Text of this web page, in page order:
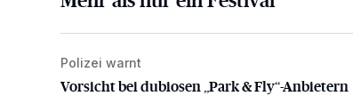
Vorsicht bei dubiosen „Park & Fly“-Anbietern
Polizei warnt
Vorsicht bei dubiosen „Park & Fly“-Anbietern